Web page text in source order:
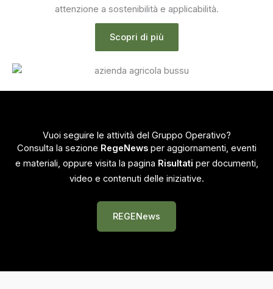
attenzione a sostenibilità e applicabilità.
Scopri di più
Vuoi seguire le attività del Gruppo Operativo?
Consulta la sezione RegeNewsper aggiornamenti, eventi
e materiali, oppure visita la pagina Risultati per documenti,
video e contenuti delle iniziative.
REGENews